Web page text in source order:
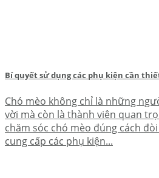
Bí quyết sử dụng các phụ kiện cần
Chó mèo không chỉ là những
vời mà còn là thành viên quan
chăm sóc chó mèo đúng cách
cung cấp các phụ kiện...